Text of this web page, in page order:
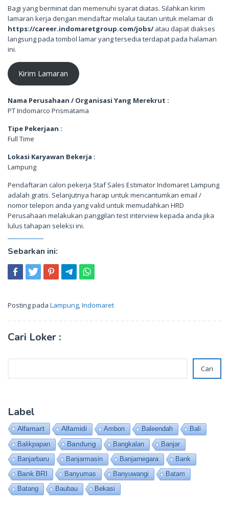
Bagi yang berminat dan memenuhi syarat diatas. Silahkan kirim
lamaran kerja dengan mendaftar melalui tautan untuk melamar di
https://career.indomaretgroup.com/jobs/atau dapat diakses
langsung pada tombol lamar yang tersedia terdapat pada halaman
ini.
Kirim Lamaran
Nama Perusahaan / Organisasi Yang Merekrut :
PT Indomarco Prismatama
Tipe Pekerjaan :
Full Time
Lokasi Karyawan Bekerja :
Lampung
Pendaftaran calon pekerja Staf Sales Estimator Indomaret Lampung
adalah gratis. Selanjutnya harap untuk mencantumkan email /
nomor telepon anda yang valid untuk memudahkan HRD
Perusahaan melakukan panggilan test interview kepada anda jika
lulus tahapan seleksi ini.
Sebarkan ini:
Posting pada Lampung,Indomaret
Cari Loker :
Cari
Label
Alfamart Alfamidi Ambon Baleendah
Bali
Balikpapan
Bandung Bangkalan
Banjar
Banjarbaru
Banjarmasin Banjarnegara
Bank
Bank BRI
Banyumas Banyuwangi
Batam
Batang
Baubau Bekasi